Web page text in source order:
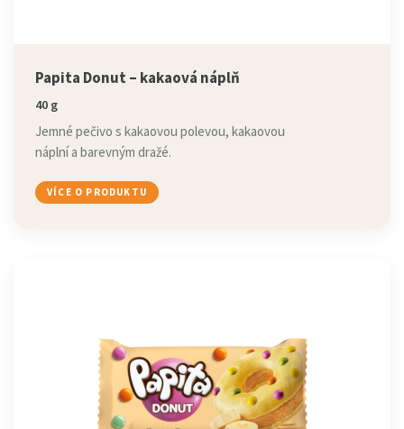
Papita Donut – kakaová náplň
40 g
Jemné pečivo s kakaovou polevou, kakaovou
náplní a barevným dražé.
VÍCE O PRODUKTU